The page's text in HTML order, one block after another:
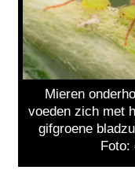
Mieren
voeden zich met
gifgroene
Foto: